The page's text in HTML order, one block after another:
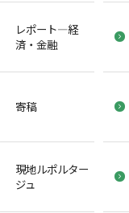
レポート―経
済・金融
寄稿
現地ルポルター
ジュ